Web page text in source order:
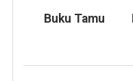
Buku Tamu